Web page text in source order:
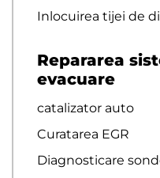
Inlocuirea tijei de
Repararea
evacuare
catalizator auto
Curatarea EGR
Diagnosticare